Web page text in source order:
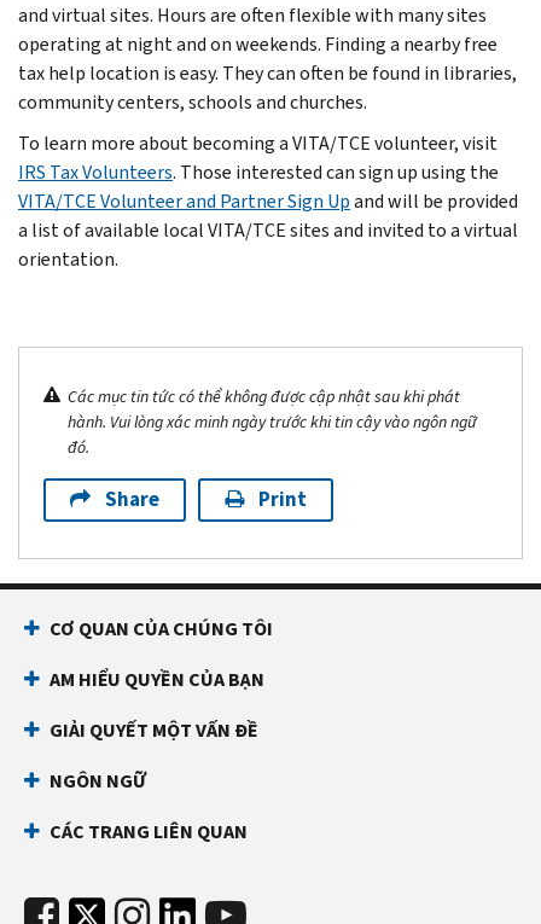
and virtual sites. Hours are often flexible with many sites
operating at night and on weekends. Finding a nearby free
tax help location is easy. They can often be found in libraries,
community centers, schools and churches.
To learn more about becoming a VITA/TCE volunteer, visit
IRS Tax Volunteers. Those interested can sign up using the
VITA/TCE Volunteer and Partner Sign Upand will be provided
a list of available local VITA/TCE sites and invited to a virtual
orientation.
Các mục tin tức có thể không được cập nhật sau khi phát
hành. Vui lòng xác minh ngày trước khi tin cậy vào ngôn ngữ
đó.
Share Print
CƠ QUAN CỦA CHÚNG TÔI
AM HIỂU QUYỀN CỦA BẠN
GIẢI QUYẾT MỘT VẤN ĐỀ
NGÔN NGỮ
CÁC TRANG LIÊN QUAN